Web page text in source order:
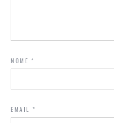
NOME*
EMAIL *